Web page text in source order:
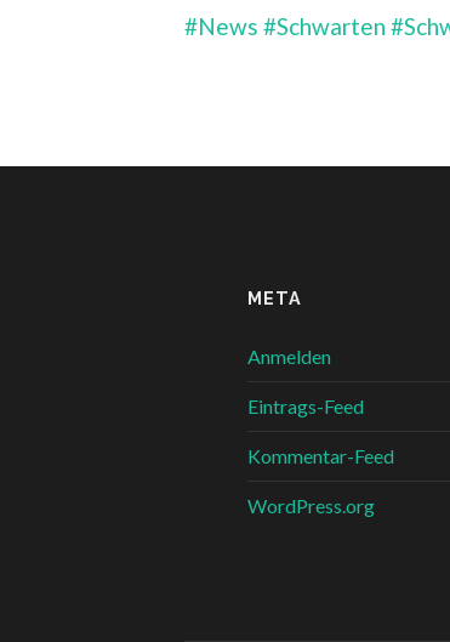
#News #Schwarten
META
Anmelden
Eintrags-Feed
Kommentar-Feed
WordPress.org